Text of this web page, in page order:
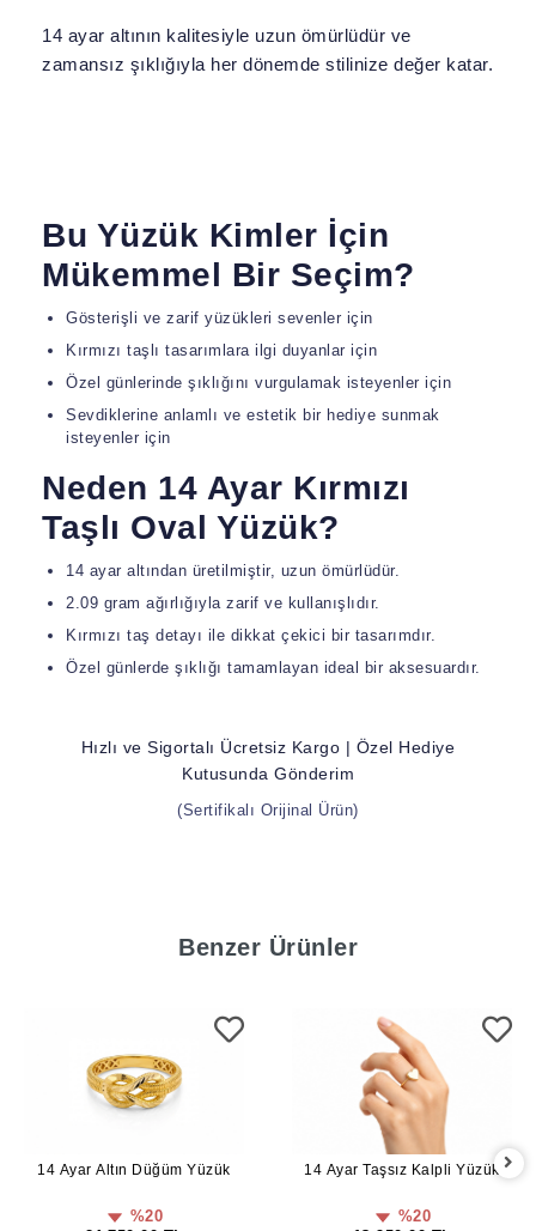
14 ayar altının kalitesiyle uzun ömürlüdür ve
zamansız şıklığıyla her dönemde stilinize değer katar.
Bu Yüzük Kimler İçin
Mükemmel Bir Seçim?
Gösterişli ve zarif yüzükleri sevenler için
Kırmızı taşlı tasarımlara ilgi duyanlar için
Özel günlerinde şıklığını vurgulamak isteyenler için
Sevdiklerine anlamlı ve estetik bir hediye sunmak
isteyenler için
Neden 14 Ayar Kırmızı
Taşlı Oval Yüzük?
14 ayar altından üretilmiştir, uzun ömürlüdür.
2.09 gram ağırlığıyla zarif ve kullanışlıdır.
Kırmızı taş detayı ile dikkat çekici bir tasarımdır.
Özel günlerde şıklığı tamamlayan ideal bir aksesuardır.
Hızlı ve Sigortalı Ücretsiz Kargo | Özel Hediye
Kutusunda Gönderim
(Sertifikalı Orijinal Ürün)
Benzer Ürünler
14 Ayar Altın Düğüm Yüzük
%20
14 Ayar Taşsız Kalpli Yüzük
%20